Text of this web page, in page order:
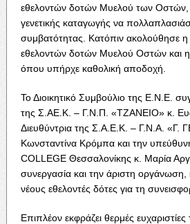
εθελοντών δοτών Μυελού των Οστών,
γενετικής καταγωγής να
συμβατότητας. Κατόπιν ακολούθησε
εθελοντών δοτών Μυελού Οστών και η
όπου υπήρχε καθολική αποδοχή.
Το Διοικητικό Συμβούλιο της Ε.Ν.Ε.
της Σ.ΑΕ.Κ. – Γ.Ν.Π. «ΤΖΑΝΕΙΟ» κ.
Διευθύντρια της Σ.Α.Ε.Κ. – Γ.Ν.Α. «Γ.
Κωνσταντίνα Κρόμπα και την
COLLEGE Θεσσαλονίκης κ. Μαρία
συνεργασία και την άριστη
νέους εθελοντές δότες για τη
Επιπλέον εκφράζει θερμές